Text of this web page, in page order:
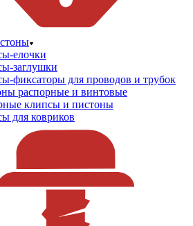
елочки
заглушки
фиксаторы для проводов и трубок
распорные и винтовые
клипсы и пистоны
для ковриков